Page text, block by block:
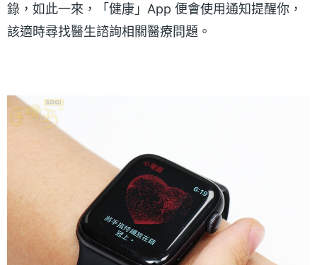
錄，如此一來，「健康」App 便會使用通知提醒你，
該適時尋找醫生諮詢相關醫療問題。